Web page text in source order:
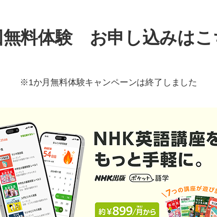
無料体験 お申し込みはこ
※1か月無料体験キャンペーンは終了しました